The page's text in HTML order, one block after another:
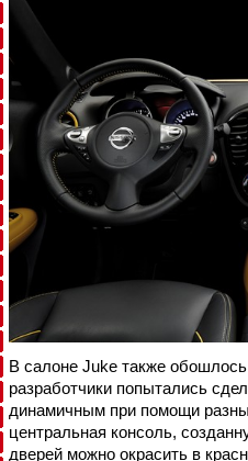
В салоне Juke также
разработчики попытались
динамичным при помощи
центральная консоль,
дверей можно окрасить в